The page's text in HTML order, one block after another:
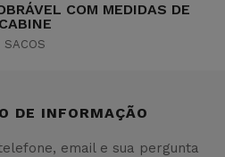
COM MEDIDAS DE
CABINE
SACOS
DE INFORMAÇÃO
email e sua pergunta